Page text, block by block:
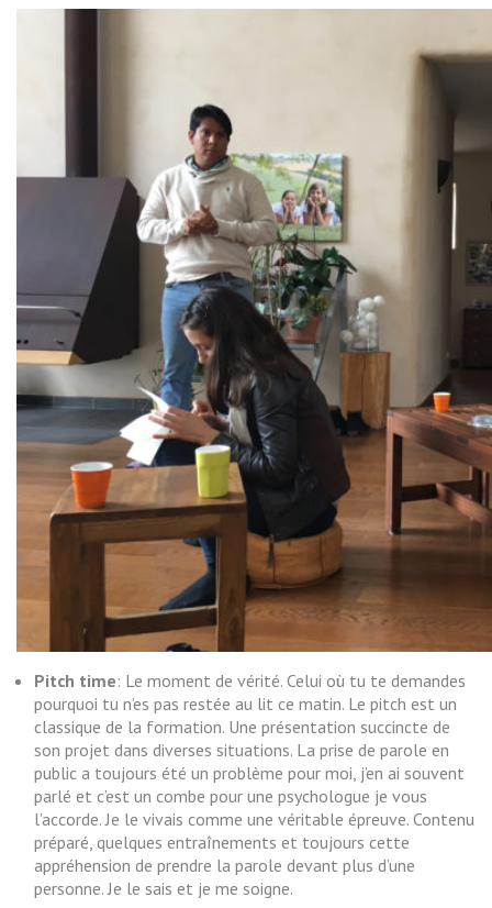
Pitch time: Le moment de vérité. Celui où tu te demandes
pourquoi tu n’es pas restée au lit ce matin. Le pitch est un
classique de la formation. Une présentation succincte de
son projet dans diverses situations. La prise de parole en
public a toujours été un problème pour moi, j’en ai souvent
parlé et c’est un combe pour une psychologue je vous
l’accorde. Je le vivais comme une véritable épreuve. Contenu
préparé, quelques entraînements et toujours cette
appréhension de prendre la parole devant plus d’une
personne. Je le sais et je me soigne.